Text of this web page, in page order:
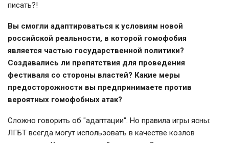
писать?!
Вы смогли адаптироваться к условиям новой
российской реальности, в которой гомофобия
является частью государственной политики?
Создавались ли препятствия для проведения
фестиваля со стороны властей? Какие меры
предосторожности вы предпринимаете против
вероятных гомофобных атак?
Сложно говорить об "адаптации". Но правила игры ясны:
ЛГБТ всегда могут использовать в качестве козлов